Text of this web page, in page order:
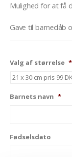
Mulighed for at få
Gave til barnedåb
Valg af størrelse *
Barnets navn *
Fødselsdato